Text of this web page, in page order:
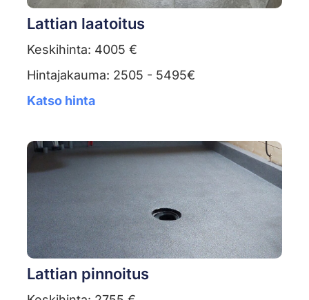
Lattian laatoitus
Keskihinta: 4005 €
Hintajakauma: 2505 - 5495€
Katso hinta
Lattian pinnoitus